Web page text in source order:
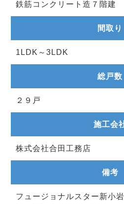
鉄筋コンクリート造７階建
間取り
1LDK～3LDK
総戸数
２９戸
施工会
株式会社合田工務店
備考
フュージョナルスター新小